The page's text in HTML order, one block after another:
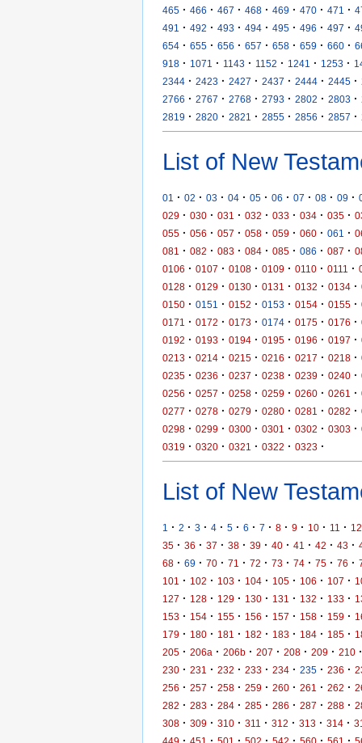
465 · 466 · 467 · 468 · 469 · 470 · 471 ·
491
· 492 · 493 · 494 · 495 · 496 · 497 ·
654 · 655 · 656 · 657 · 658 · 659 · 660 ·
918 · 1071 · 1143 · 1152 · 1241 · 1253 ·
2344 · 2423 · 2427 · 2437 · 2444 · 2445 ·
2766 · 2767 · 2768 · 2793 · 2802 · 2803 ·
2819 · 2820 · 2821 · 2855 · 2856 · 2857 ·
List of New
01 · 02 · 03 · 04 · 05 · 06 · 07 · 08 · 09 ·
029 · 030 · 031 · 032 · 033 · 034 · 035 ·
055 · 056 · 057 · 058 · 059 · 060 · 061 ·
081
· 082 · 083 · 084 · 085 · 086 · 087 ·
0106 · 0107 · 0108 · 0109 · 0110 · 0111 ·
0128 · 0129 · 0130 · 0131 · 0132 · 0134 ·
0150 · 0151 · 0152 · 0153 · 0154 · 0155 ·
0171
· 0172 · 0173 · 0174 · 0175 · 0176 ·
0192 · 0193 · 0194 · 0195 · 0196 · 0197 ·
0213 · 0214 · 0215 · 0216 · 0217 · 0218 ·
0235 · 0236 · 0237 · 0238 · 0239 · 0240 ·
0256 · 0257 · 0258 · 0259 · 0260 · 0261 ·
0277 · 0278 · 0279 · 0280 · 0281 · 0282 ·
0298 · 0299 · 0300 · 0301 · 0302 · 0303 ·
0319 · 0320 · 0321 · 0322 · 0323 ·
List of New
1 · 2 · 3 · 4 · 5 · 6 · 7 · 8 · 9 · 10 · 11 · 12
35 · 36 · 37 · 38 · 39 · 40 · 41 · 42 · 43 ·
68 · 69 · 70 · 71 · 72 · 73 · 74 · 75 · 76 ·
101
· 102 · 103 · 104 · 105 · 106 · 107 ·
127 · 128 · 129 · 130 · 131 · 132 · 133 ·
153 · 154 · 155 · 156 · 157 · 158 · 159 ·
179 · 180 · 181 · 182 · 183 · 184 · 185 ·
205 · 206a · 206b · 207 · 208 · 209 · 210 ·
230 · 231 · 232 · 233 · 234 · 235 · 236 ·
256 · 257 · 258 · 259 · 260 · 261 · 262 ·
282 · 283 · 284 · 285 · 286 · 287 · 288 ·
308 · 309 · 310 · 311 · 312 · 313 · 314 ·